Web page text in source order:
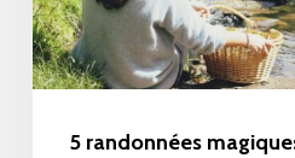
printemps
en
Belgique
5 randonnées